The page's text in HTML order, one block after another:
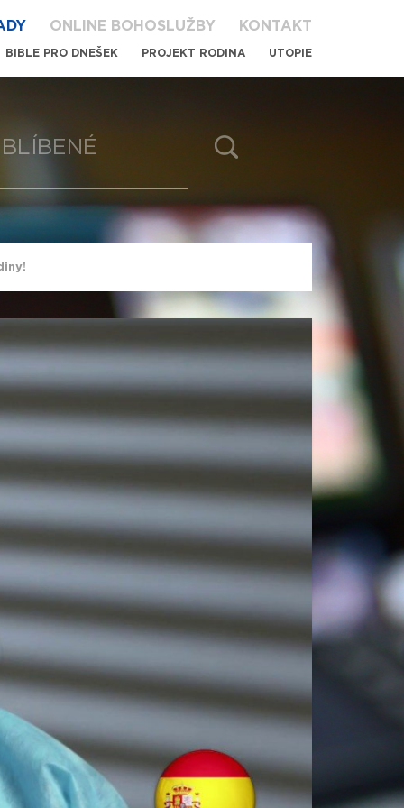
ONLINE BOHOSLUŽBY KONTAKT
BIBLE PRO DNEŠEK PROJEKT RODINA UTOPIE